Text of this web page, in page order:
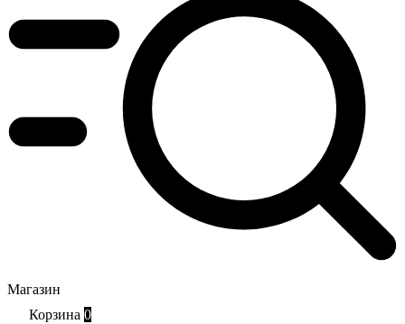
Магазин
Корзина 0